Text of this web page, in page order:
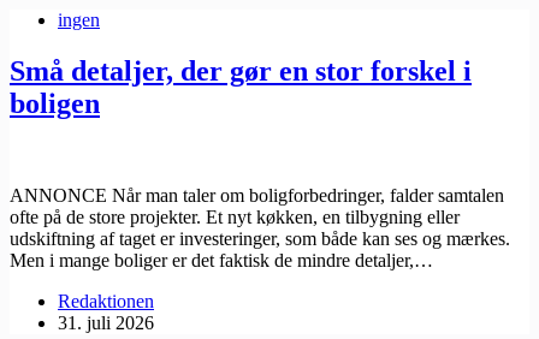
ingen
Små detaljer, der gør en stor forskel i
boligen
ANNONCE Når man taler om boligforbedringer, falder samtalen
ofte på de store projekter. Et nyt køkken, en tilbygning eller
udskiftning af taget er investeringer, som både kan ses og mærkes.
Men i mange boliger er det faktisk de mindre detaljer,…
Redaktionen
31. juli 2026